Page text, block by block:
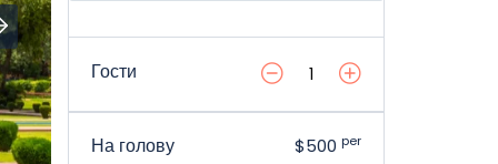
Гости
На голову $500 per